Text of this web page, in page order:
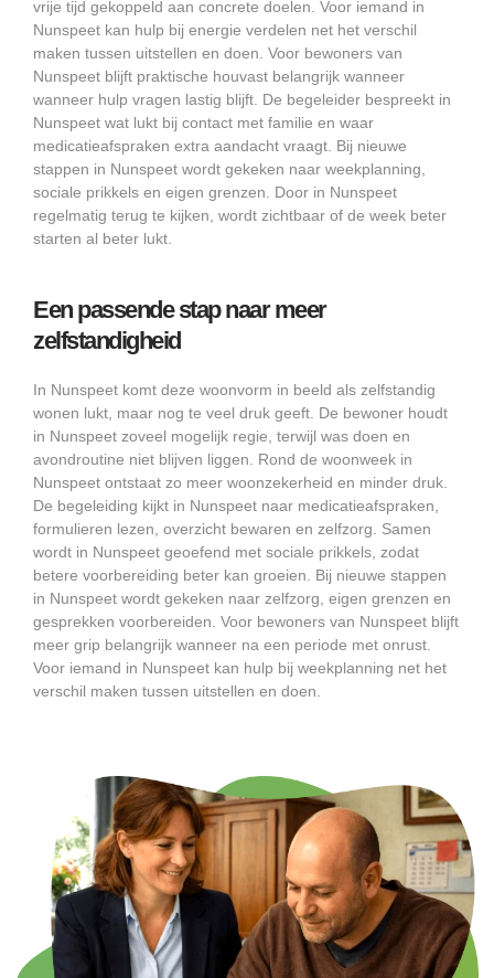
vrije tijd gekoppeld aan concrete doelen. Voor iemand in
Nunspeet kan hulp bij energie verdelen net het verschil
maken tussen uitstellen en doen. Voor bewoners van
Nunspeet blijft praktische houvast belangrijk wanneer
wanneer hulp vragen lastig blijft. De begeleider bespreekt in
Nunspeet wat lukt bij contact met familie en waar
medicatieafspraken extra aandacht vraagt. Bij nieuwe
stappen in Nunspeet wordt gekeken naar weekplanning,
sociale prikkels en eigen grenzen. Door in Nunspeet
regelmatig terug te kijken, wordt zichtbaar of de week beter
starten al beter lukt.
Een passende stap naar meer
zelfstandigheid
In Nunspeet komt deze woonvorm in beeld als zelfstandig
wonen lukt, maar nog te veel druk geeft. De bewoner houdt
in Nunspeet zoveel mogelijk regie, terwijl was doen en
avondroutine niet blijven liggen. Rond de woonweek in
Nunspeet ontstaat zo meer woonzekerheid en minder druk.
De begeleiding kijkt in Nunspeet naar medicatieafspraken,
formulieren lezen, overzicht bewaren en zelfzorg. Samen
wordt in Nunspeet geoefend met sociale prikkels, zodat
betere voorbereiding beter kan groeien. Bij nieuwe stappen
in Nunspeet wordt gekeken naar zelfzorg, eigen grenzen en
gesprekken voorbereiden. Voor bewoners van Nunspeet blijft
meer grip belangrijk wanneer na een periode met onrust.
Voor iemand in Nunspeet kan hulp bij weekplanning net het
verschil maken tussen uitstellen en doen.